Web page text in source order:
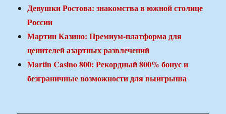
Девушки Ростова: знакомства в южной столице
России
Мартин Казино: Премиум-платформа для
ценителей азартных развлечений
Martin Casino 800: Рекордный 800% бонус и
безграничные возможности для выигрыша